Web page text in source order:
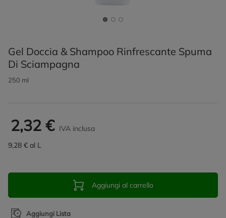
Gel Doccia & Shampoo Rinfrescante Spuma
Di Sciampagna
250 ml
2,32 € IVA inclusa
9,28 € al L
Aggiungi al carrello
Aggiungi Lista